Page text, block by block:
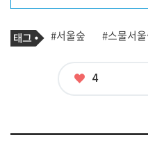
프
필 기
사
태
그
#서울숲 #스물서
좋
4